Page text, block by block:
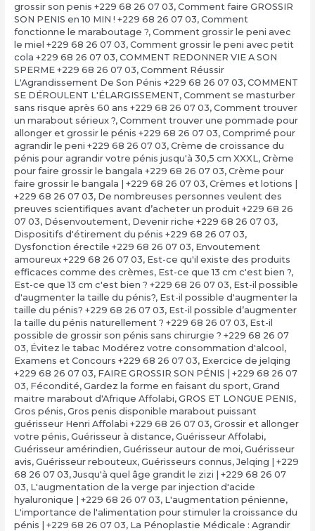
grossir son penis +229 68 26 07 03, Comment faire GROSSIR
SON PENIS en 10 MIN ! +229 68 26 07 03, Comment
fonctionne le maraboutage ?, Comment grossir le peni avec
le miel +229 68 26 07 03, Comment grossir le peni avec petit
cola +229 68 26 07 03, COMMENT REDONNER VIE A SON
SPERME +229 68 26 07 03, Comment Réussir
L'Agrandissement De Son Pénis +229 68 26 07 03, COMMENT
SE DÉROULENT L'ÉLARGISSEMENT, Comment se masturber
sans risque après 60 ans +229 68 26 07 03, Comment trouver
un marabout sérieux ?, Comment trouver une pommade pour
allonger et grossir le pénis +229 68 26 07 03, Comprimé pour
agrandir le peni +229 68 26 07 03, Crème de croissance du
pénis pour agrandir votre pénis jusqu'à 30,5 cm XXXL, Crème
pour faire grossir le bangala +229 68 26 07 03, Crème pour
faire grossir le bangala | +229 68 26 07 03, Crèmes et lotions |
+229 68 26 07 03, De nombreuses personnes veulent des
preuves scientifiques avant d’acheter un produit +229 68 26
07 03, Désenvoutement, Devenir riche +229 68 26 07 03,
Dispositifs d'étirement du pénis +229 68 26 07 03,
Dysfonction érectile +229 68 26 07 03, Envoutement
amoureux +229 68 26 07 03, Est-ce qu'il existe des produits
efficaces comme des crèmes, Est-ce que 13 cm c'est bien ?,
Est-ce que 13 cm c'est bien ? +229 68 26 07 03, Est-il possible
d'augmenter la taille du pénis?, Est-il possible d'augmenter la
taille du pénis? +229 68 26 07 03, Est-il possible d’augmenter
la taille du pénis naturellement ? +229 68 26 07 03, Est-il
possible de grossir son pénis sans chirurgie ? +229 68 26 07
03, Évitez le tabac Modérez votre consommation d'alcool ,
Examens et Concours +229 68 26 07 03, Exercice de jelqing
+229 68 26 07 03, FAIRE GROSSIR SON PÉNIS | +229 68 26 07
03, Fécondité, Gardez la forme en faisant du sport, Grand
maitre marabout d'Afrique Affolabi, GROS ET LONGUE PENIS,
Gros pénis, Gros penis disponible marabout puissant
guérisseur Henri Affolabi +229 68 26 07 03, Grossir et allonger
votre pénis, Guérisseur à distance, Guérisseur Affolabi,
Guérisseur amérindien, Guérisseur autour de moi, Guérisseur
avis, Guérisseur rebouteux, Guérisseurs connus, Jelqing | +229
68 26 07 03, Jusqu'à quel âge grandit le zizi | +229 68 26 07
03, L'augmentation de la verge par injection d'acide
hyaluronique | +229 68 26 07 03, L'augmentation pénienne,
L'importance de l'alimentation pour stimuler la croissance du
pénis | +229 68 26 07 03, La Pénoplastie Médicale : Agrandir